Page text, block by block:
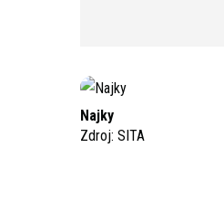
Najky
Zdroj: SITA